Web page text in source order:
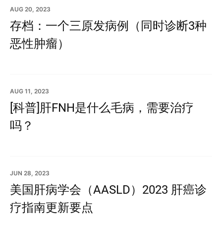
AUG 20, 2023
存档：一个三原发病例（同时诊断3种
恶性肿瘤）
AUG 11, 2023
[科普]肝FNH是什么毛病，需要治疗
吗？
JUN 28, 2023
美国肝病学会（AASLD）2023 肝癌诊
疗指南更新要点